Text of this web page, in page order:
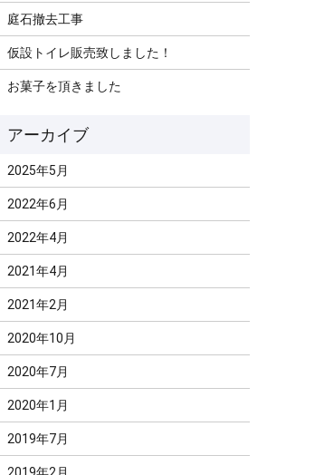
庭石撤去工事
仮設トイレ販売致しました！
お菓子を頂きました
2025年5月
2022年6月
2022年4月
2021年4月
2021年2月
2020年10月
2020年7月
2020年1月
2019年7月